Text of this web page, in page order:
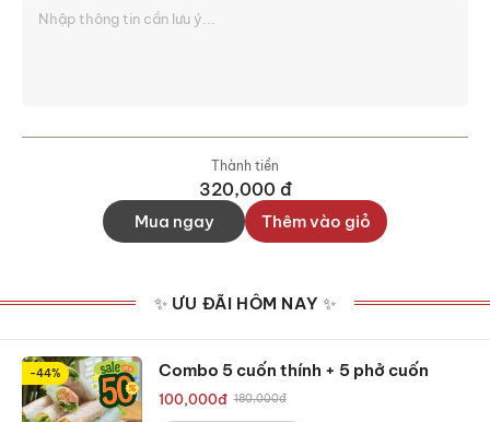
Thành tiền
320,000đ
Mua ngay Thêm vào giỏ
✨ ƯU ĐÃI HÔM NAY ✨
-44% Combo 5 cuốn thính + 5 phở cuốn
100,000đ 180,000đ